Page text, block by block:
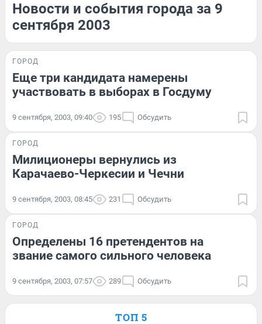
Новости и события города за 9
сентября 2003
ГОРОД
Еще три кандидата намерены
участвовать в выборах в Госдуму
9 сентября, 2003, 09:40 195 Обсудить
ГОРОД
Милиционеры вернулись из
Карачаево-Черкесии и Чечни
9 сентября, 2003, 08:45 231 Обсудить
ГОРОД
Определены 16 претендентов на
звание самого сильного человека
9 сентября, 2003, 07:57 289 Обсудить
ТОП 5